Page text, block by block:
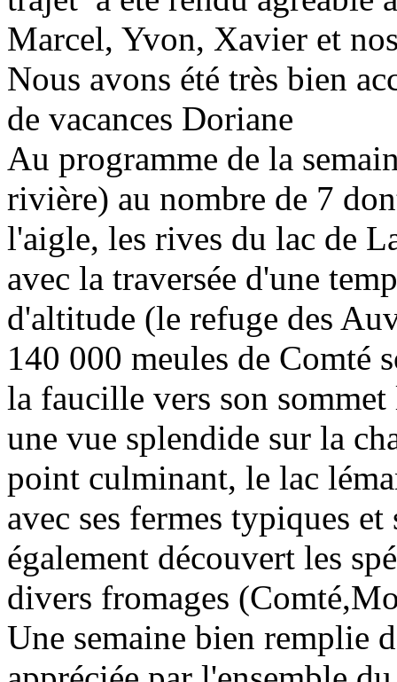
Marcel, Yvon, Xavier et
Nous avons été très bien
de vacances Doriane
Au programme de la
rivière) au nombre de 7
l'aigle, les rives du lac de
avec la traversée d'une
d'altitude (le refuge des
140 000 meules de Comté
la faucille vers son
une vue splendide sur la
point culminant, le lac
avec ses fermes typiques
également découvert les
divers fromages
Une semaine bien remplie